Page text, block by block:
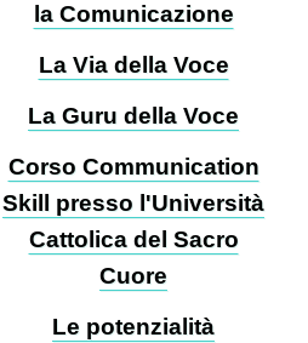
la Comunicazione
La Via della Voce
La Guru della Voce
Corso Communication
Skill presso l'Università
Cattolica del Sacro
Cuore
Le potenzialità